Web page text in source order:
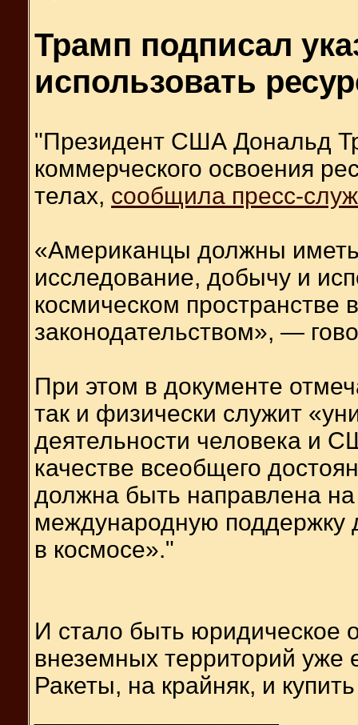
Трамп подписал
использовать
"Президент США Дональд
коммерческого освоения
телах, сообщила пресс-
«Американцы должны
исследование, добычу и
космическом пространстве
законодательством», —
При этом в документе
так и физически служит
деятельности человека и
качестве всеобщего
должна быть направлена
международную поддержку
в космосе»."
И стало быть юридическое
внеземных территорий уже
Ракеты, на крайняк, и